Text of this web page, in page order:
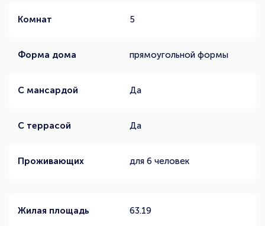
Комнат 5
Форма дома прямоугольной формы
С мансардой Да
С террасой Да
Проживающих для 6 человек
Жилая площадь 63.19